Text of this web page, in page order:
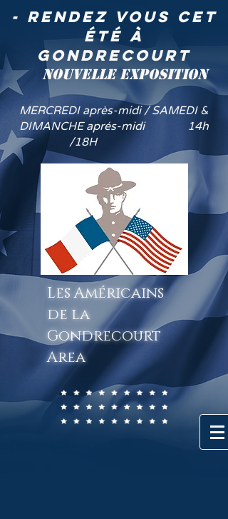
- rendez vous cet
été à
GONDRECOURT
NOUVELLE EXPOSITION
MERCREDI après-midi / SAMEDI &
DIMANCHE aprés-midi 14h
/18H
Les Américains
de la
Gondrecourt
Area